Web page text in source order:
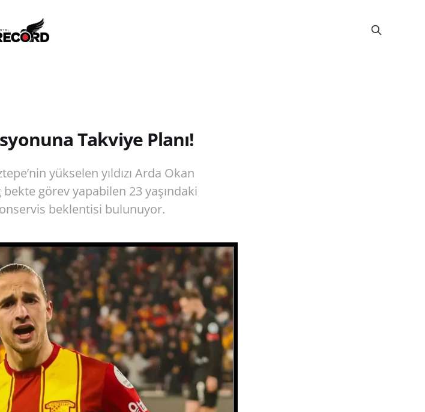
Takviye Planı!
yükselen yıldızı Arda Okan
görev yapabilen 23 yaşındaki
beklentisi bulunuyor.